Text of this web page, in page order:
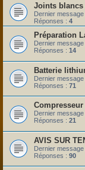
Joints
Dernier
Réponses : 4
Préparation
Dernier
Réponses : 14
Batterie
Dernier
Réponses : 71
Compresseur
Dernier
Réponses : 21
AVIS SUR
Dernier
Réponses : 90